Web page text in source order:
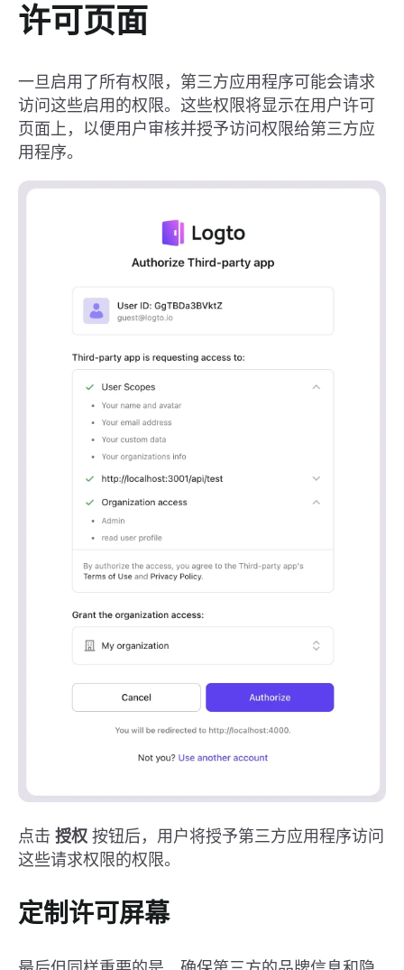
许可页面
一旦启用了所有权限，第三方应用程序可能会请求
访问这些启用的权限。这些权限将显示在用户许可
页面上，以便用户审核并授予访问权限给第三方应
用程序。
点击 授权 按钮后，用户将授予第三方应用程序访问
这些请求权限的权限。
定制许可屏幕